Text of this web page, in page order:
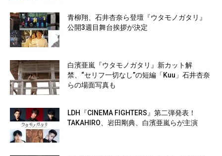
青柳翔、石井杏奈ら登壇『ウタモノガタリ』
公開3週目舞台挨拶が決定
白濱亜嵐『ウタモノガタリ』新カット解
禁、“セリフ一切なし”の短編「Kuu」石井杏奈
らの場面写真も
LDH『CINEMA FIGHTERS』第二弾発表！
TAKAHIRO、岩田剛典、白濱亜嵐らが主演